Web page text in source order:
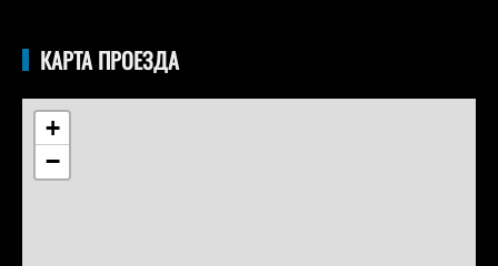
КАРТА ПРОЕЗДА
+
−